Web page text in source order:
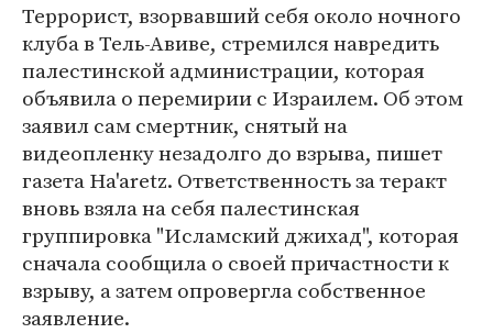
Террорист, взорвавший себя около ночного
клуба в Тель-Авиве, стремился навредить
палестинской администрации, которая
объявила о перемирии с Израилем. Об этом
заявил сам смертник, снятый на
видеопленку незадолго до взрыва, пишет
газета Ha'aretz. Ответственность за теракт
вновь взяла на себя палестинская
группировка "Исламский джихад", которая
сначала сообщила о своей причастности к
взрыву, а затем опровергла собственное
заявление.